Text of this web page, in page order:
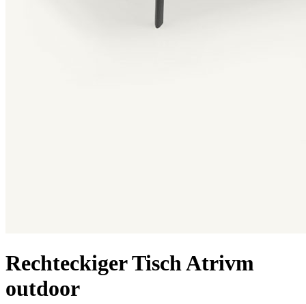
Rechteckiger Tisch Atrivm
outdoor